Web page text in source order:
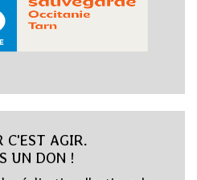
C'EST AGIR.
UN DON !